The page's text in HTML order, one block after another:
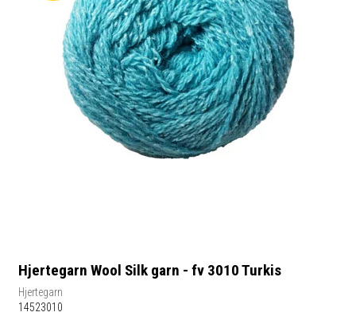
Hjertegarn Wool Silk garn - fv 3010 Turkis
Hjertegarn
14523010